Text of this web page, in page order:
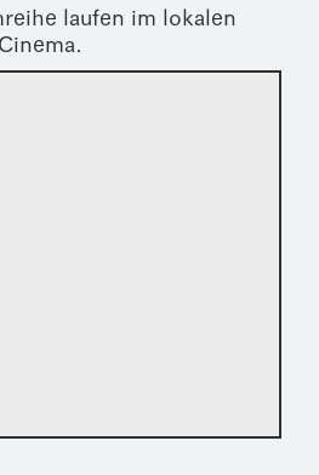
laufen im lokalen